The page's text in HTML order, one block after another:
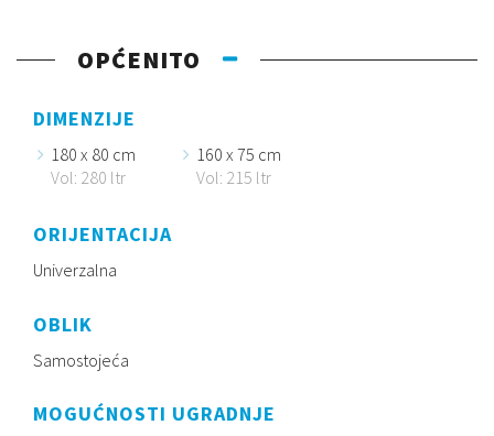
OPĆENITO
DIMENZIJE
180 x 80 cm
Vol: 280 ltr
160 x 75 cm
Vol: 215 ltr
ORIJENTACIJA
Univerzalna
OBLIK
Samostojeća
MOGUĆNOSTI UGRADNJE